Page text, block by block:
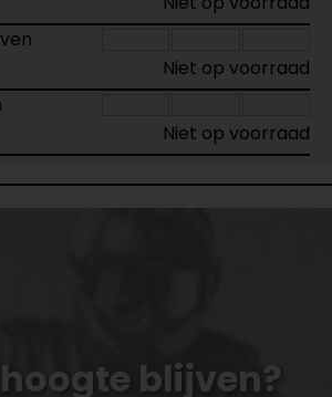
Niet op voorraad
Niet op voorraad
hoogte blijven?